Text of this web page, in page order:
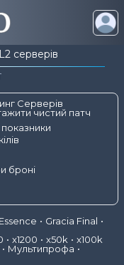
серверів
Серверів
чистий патч
показники
броні
Essence
Gracia Final
x1200 x50k
x100k
Мультипрофа